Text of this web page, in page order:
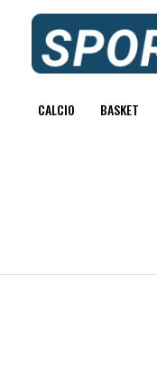
CALCIO BASKET